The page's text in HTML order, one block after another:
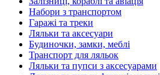
Набори з транспортом
Гаражі та треки
Ляльки та аксесуари
Будиночки, замки, меблі
Транспорт для ляльок
Ляльки та пупси з аксесуарами